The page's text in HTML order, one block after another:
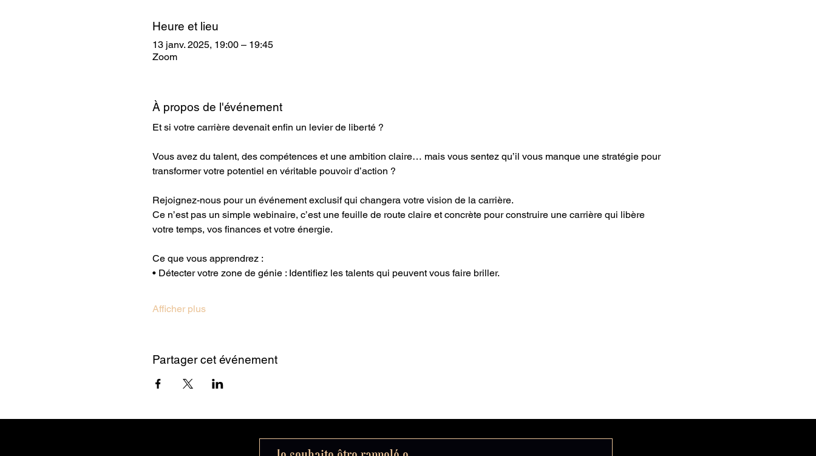
Heure et lieu
13 janv. 2025, 19:00 – 19:45
Zoom
À propos de l'événement
Et si votre carrière devenait enfin un levier de liberté ?
Vous avez du talent, des compétences et une ambition claire… mais vous sentez qu’il vous manque une stratégie pour
transformer votre potentiel en véritable pouvoir d’action ?
Rejoignez-nous pour un événement exclusif qui changera votre vision de la carrière.
Ce n’est pas un simple webinaire, c’est une feuille de route claire et concrète pour construire une carrière qui libère
votre temps, vos finances et votre énergie.
Ce que vous apprendrez :
• Détecter votre zone de génie : Identifiez les talents qui peuvent vous faire briller.
Afficher plus
Partager cet événement